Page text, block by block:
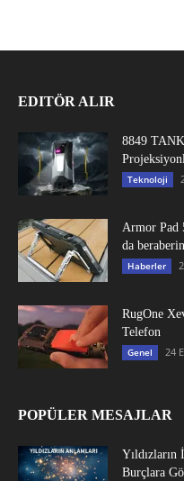
EDITÖR ALIR
8849
Teknoloji
Armor Pad
da
Haberler
RugOne
Telefon
Genel 24
POPÜLER MESAJLAR
Burçlara